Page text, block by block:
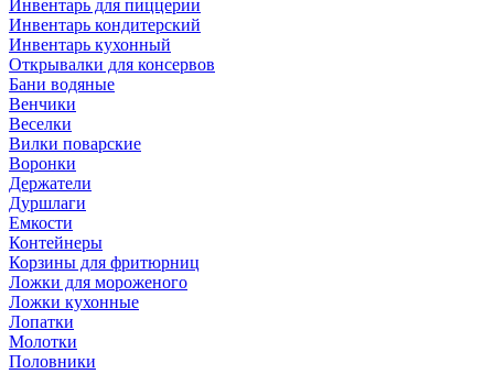
Инвентарь для пиццерии
Инвентарь кондитерский
Инвентарь кухонный
Открывалки для консервов
Бани водяные
Венчики
Веселки
Вилки поварские
Воронки
Держатели
Дуршлаги
Емкости
Контейнеры
Корзины для фритюрниц
Ложки для мороженого
Ложки кухонные
Лопатки
Молотки
Половники